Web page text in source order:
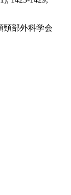
頸部外科学会